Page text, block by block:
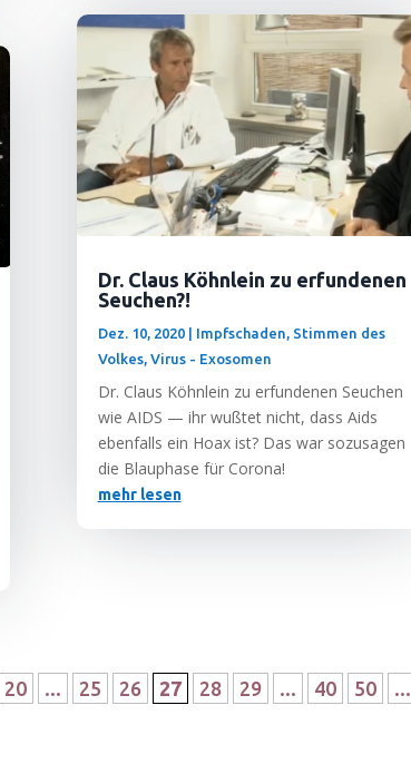
Dr. Claus Köhnlein zu erfundenen
Seuchen?!
Dez. 10, 2020| Impfschaden, Stimmen des
Volkes, Virus - Exosomen
Dr. Claus Köhn­lein zu erfun­de­nen Seu­chen
wie AIDS — ihr wuß­tet nicht, dass Aids
eben­falls ein Hoax ist? Das war sozu­sa­gen
die Blau­pha­se für Corona!
mehr lesen
20 ... 25 26 27 28 29 ... 40 50 ...